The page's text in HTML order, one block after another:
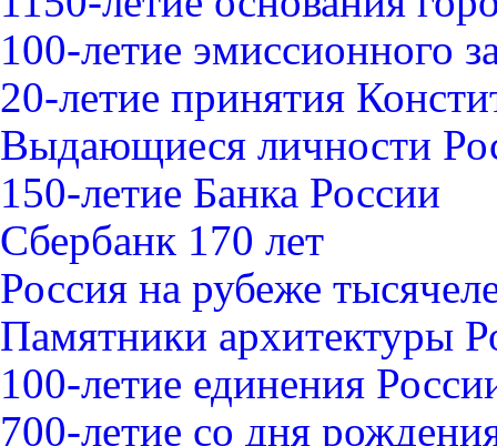
100-летие эмиссионного
20-летие принятия
Выдающиеся личности
150-летие Банка России
Сбербанк 170 лет
Россия на рубеже
Памятники архитектуры
100-летие единения
700-летие со дня